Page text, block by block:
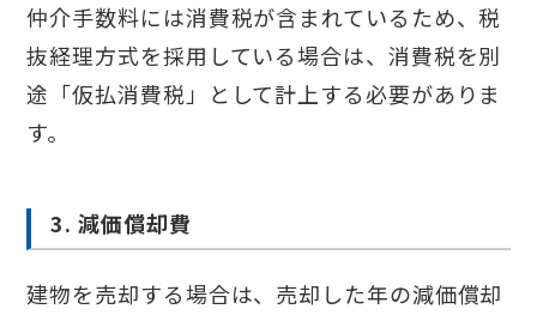
仲介手数料には消費税が含まれているため、税
抜経理方式を採用している場合は、消費税を別
途「仮払消費税」として計上する必要がありま
す。
3. 減価償却費
建物を売却する場合は、売却した年の減価償却